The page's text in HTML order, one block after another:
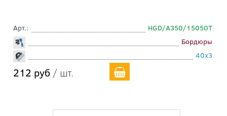
Арт.:
HGD/A350/15050T
Бордюры
40x3
212 руб / шт.